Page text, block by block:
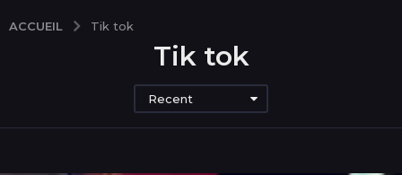
ACCUEIL Tik tok
Tik tok
Recent